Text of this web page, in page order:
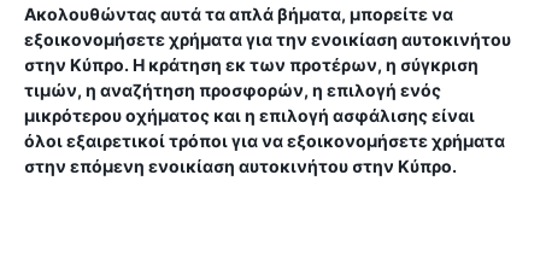
Ακολουθώντας αυτά τα απλά βήματα, μπορείτε να
εξοικονομήσετε χρήματα για την ενοικίαση αυτοκινήτου
στην Κύπρο. Η κράτηση εκ των προτέρων, η σύγκριση
τιμών, η αναζήτηση προσφορών, η επιλογή ενός
μικρότερου οχήματος και η επιλογή ασφάλισης είναι
όλοι εξαιρετικοί τρόποι για να εξοικονομήσετε χρήματα
στην επόμενη ενοικίαση αυτοκινήτου στην Κύπρο.